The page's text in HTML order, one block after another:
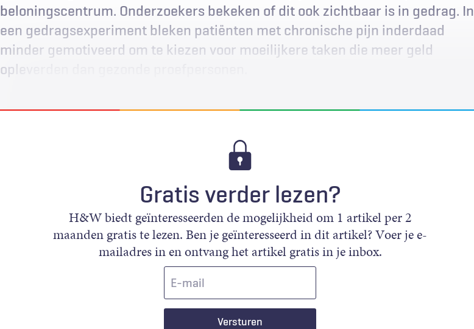
beloningscentrum. Onderzoekers bekeken of dit ook zichtbaar is in gedrag. In
een gedragsexperiment bleken patiënten met chronische pijn inderdaad
minder gemotiveerd om te kiezen voor moeilijkere taken die meer geld
opleverden dan gezonde proefpersonen.
Gratis verder lezen?
H&W biedt geïnteresseerden de mogelijkheid om 1 artikel per 2
maanden gratis te lezen. Ben je geïnteresseerd in dit artikel? Voer je e-
mailadres in en ontvang het artikel gratis in je inbox.